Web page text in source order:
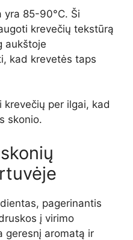
yra 85-90°C. Ši
krevečių tekstūrą
aukštoje
kad krevetės taps
krevečių per ilgai, kad
skonio.
pagerinantis
į virimo
geresnį aromatą ir